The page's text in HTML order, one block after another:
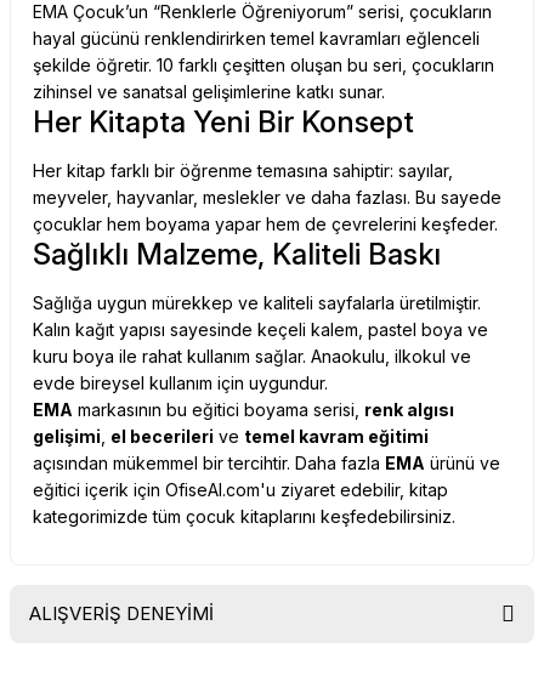
EMA Çocuk’un “Renklerle Öğreniyorum” serisi, çocukların
hayal gücünü renklendirirken temel kavramları eğlenceli
şekilde öğretir. 10 farklı çeşitten oluşan bu seri, çocukların
zihinsel ve sanatsal gelişimlerine katkı sunar.
Her Kitapta Yeni Bir Konsept
Her kitap farklı bir öğrenme temasına sahiptir: sayılar,
meyveler, hayvanlar, meslekler ve daha fazlası. Bu sayede
çocuklar hem boyama yapar hem de çevrelerini keşfeder.
Sağlıklı Malzeme, Kaliteli Baskı
Sağlığa uygun mürekkep ve kaliteli sayfalarla üretilmiştir.
Kalın kağıt yapısı sayesinde keçeli kalem, pastel boya ve
kuru boya ile rahat kullanım sağlar. Anaokulu, ilkokul ve
evde bireysel kullanım için uygundur.
EMA markasının bu eğitici boyama serisi, renk algısı
gelişimi el becerileri ve temel kavram eğitimi
açısından mükemmel bir tercihtir. Daha fazla EMA ürünü ve
eğitici içerik için OfiseAl.com'u ziyaret edebilir, kitap
kategorimizde tüm çocuk kitaplarını keşfedebilirsiniz.
ALIŞVERİŞ DENEYİMİ